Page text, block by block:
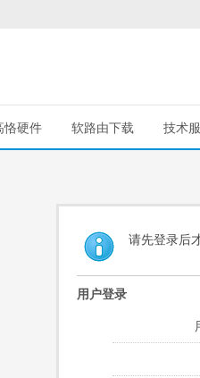
恪硬件 软路由下载 技术
请先登录后
用户登录